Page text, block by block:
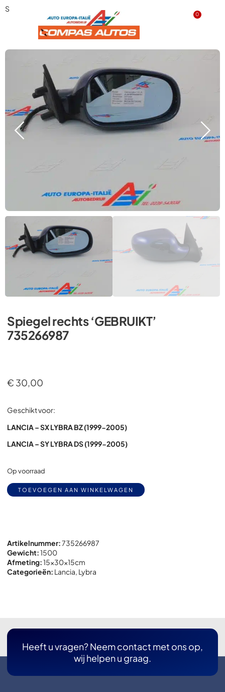
0
Spiegel rechts ‘GEBRUIKT’ 735266987
Spiegel rechts ‘GEBRUIKT’
735266987
€ 30,00
Geschikt voor:
LANCIA – SX LYBRA BZ (1999-2005)
LANCIA – SY LYBRA DS (1999-2005)
Op voorraad
TOEVOEGEN AAN WINKELWAGEN
Artikelnummer:735266987
Gewicht:1500
Afmeting:15x30x15cm
Categorieën: Lancia, Lybra
Heeft u vragen? Neem contact met ons op,
wij helpen u graag.